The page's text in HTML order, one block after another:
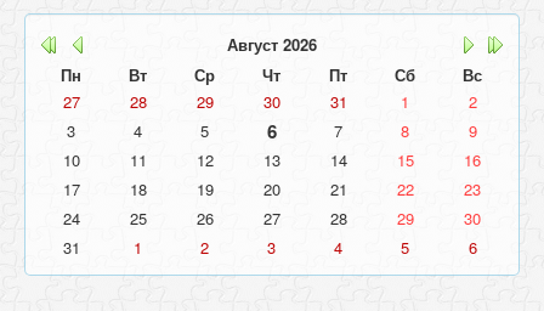
Август 2026
Пн
Вт Ср Чт Пт Сб
Вс
27
28 29 30 31 1
2
3
4 5 6 7 8
9
10
11 12 13 14 15
16
17
18 19 20 21 22
23
24
25 26 27 28 29
30
31
1 2 3 4 5 6